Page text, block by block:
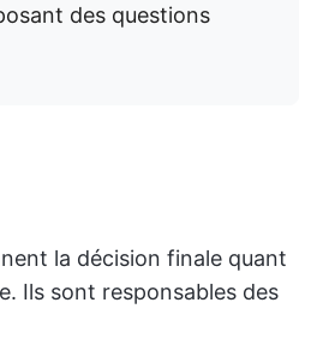
des questions
la décision finale quant
Ils sont responsables des